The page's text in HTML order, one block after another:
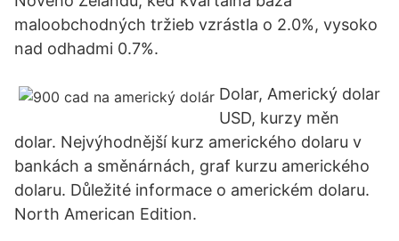
maloobchodných tržieb vzrástla o 2.0%, vysoko
nad odhadmi 0.7%.
Dolar, Americký dolar
USD, kurzy měn
dolar. Nejvýhodnější kurz amerického dolaru v
bankách a směnárnách, graf kurzu amerického
dolaru. Důležité informace o americkém dolaru.
North American Edition.